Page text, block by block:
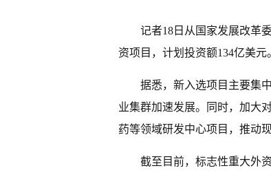
记者18日从国家发展改革
资项目，计划投资额134亿美元
据悉，新入选项目主要集
业集群加速发展。同时，加大
药等领域研发中心项目，推动
截至目前，标志性重大外